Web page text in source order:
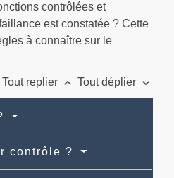
contrôlées et
est constatée ? Cette
à connaître sur le
Tout replier keyboard_arrow_up Tout déplier keyboard_arrow_down
contrôle ?